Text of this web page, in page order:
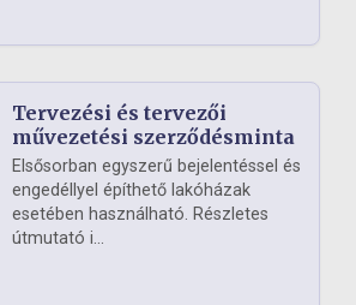
Tervezési és tervezői
művezetési szerződésminta
Elsősorban egyszerű bejelentéssel és
engedéllyel építhető lakóházak
esetében használható. Részletes
útmutató i...